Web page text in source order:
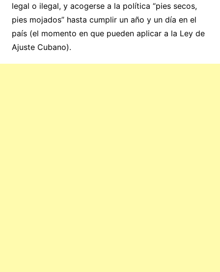
legal o ilegal, y acogerse a la política “pies secos,
pies mojados” hasta cumplir un año y un día en el
país (el momento en que pueden aplicar a la Ley de
Ajuste Cubano).